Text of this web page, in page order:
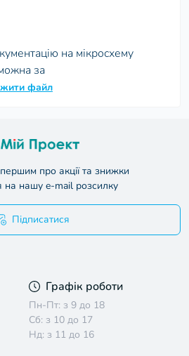
на мікросхему
за
файл
про акції та знижки
на нашу e-mail розсилку
Підписатися
Графік роботи
Пн-Пт: з 9 до 18
Сб: з 10 до 17
Нд: з 11 до 16